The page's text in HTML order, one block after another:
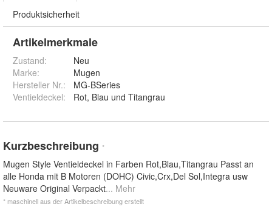
Produktsicherheit
Artikelmerkmale
Zustand:
Neu
Marke:
Mugen
Hersteller Nr.:
MG-BSeries
Ventieldeckel: Rot, Blau und Titangrau
Kurzbeschreibung *
Mugen Style Ventieldeckel in Farben Rot,Blau,Titangrau Passt an
alle Honda mit B Motoren (DOHC) Civic,Crx,Del Sol,Integra usw
Neuware Original Verpackt... Mehr
* maschinell aus der Artikelbeschreibung erstellt